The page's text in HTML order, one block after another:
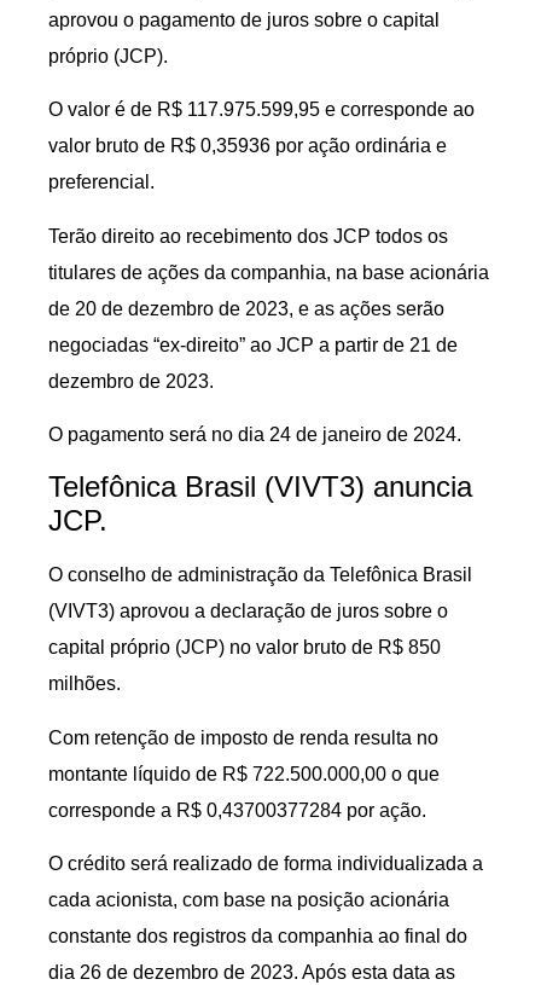
aprovou o pagamento de juros sobre o capital
próprio (JCP).
O valor é de R$ 117.975.599,95 e corresponde ao
valor bruto de R$ 0,35936 por ação ordinária e
preferencial.
Terão direito ao recebimento dos JCP todos os
titulares de ações da companhia, na base acionária
de 20 de dezembro de 2023, e as ações serão
negociadas “ex-direito” ao JCP a partir de 21 de
dezembro de 2023.
O pagamento será no dia 24 de janeiro de 2024.
Telefônica Brasil (VIVT3) anuncia
JCP.
O conselho de administração da Telefônica Brasil
(VIVT3) aprovou a declaração de juros sobre o
capital próprio (JCP) no valor bruto de R$ 850
milhões.
Com retenção de imposto de renda resulta no
montante líquido de R$ 722.500.000,00 o que
corresponde a R$ 0,43700377284 por ação.
O crédito será realizado de forma individualizada a
cada acionista, com base na posição acionária
constante dos registros da companhia ao final do
dia 26 de dezembro de 2023. Após esta data as